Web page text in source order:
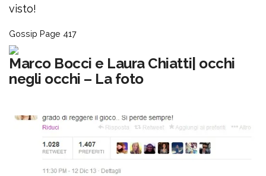
visto!
Gossip Page 417
Marco Bocci e Laura Chiatti| occhi
negli occhi – La foto